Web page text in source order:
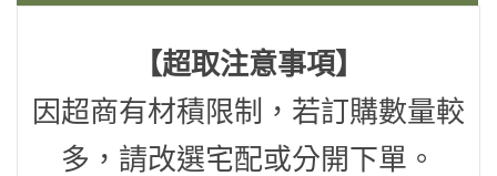
【超取注意事項】
因超商有材積限制，若訂購數量較
多，請改選宅配或分開下單。